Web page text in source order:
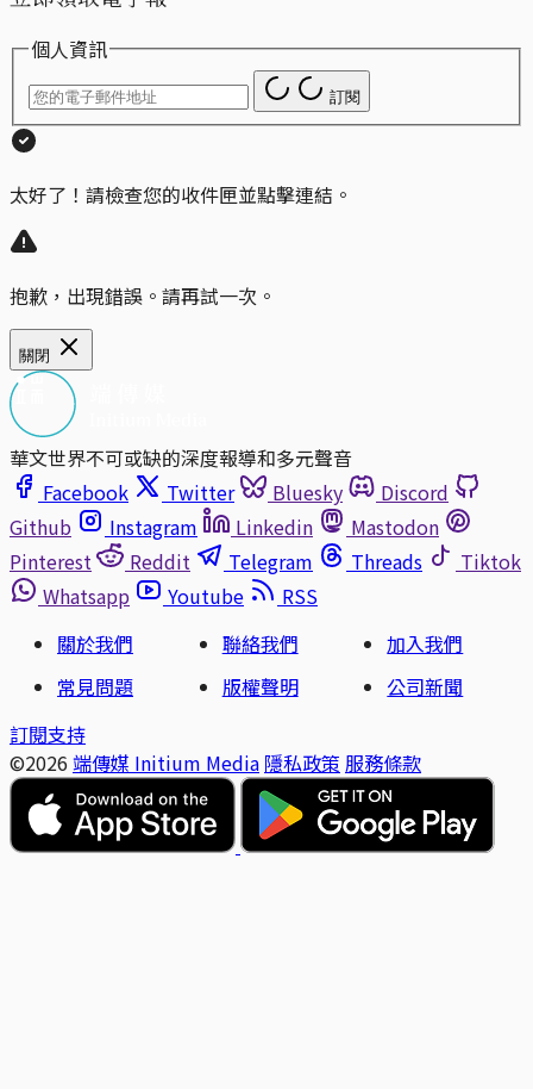
個人資訊
訂閱
太好了！請檢查您的收件匣並點擊連結。
抱歉，出現錯誤。請再試一次。
關閉
華文世界不可或缺的深度報導和多元聲音
Facebook
Twitter Bluesky
Discord
Github
Instagram Linkedin
Mastodon
Pinterest
Reddit Telegram Threads
Tiktok
Whatsapp
Youtube
RSS
關於我們
聯絡我們
加入我們
常見問題
版權聲明
公司新聞
訂閱支持
©2026 端傳媒 Initium Media 隱私政策 服務條款